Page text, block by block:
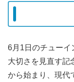
6月1日のチューイ
大切さを見直す記
から始まり、現代